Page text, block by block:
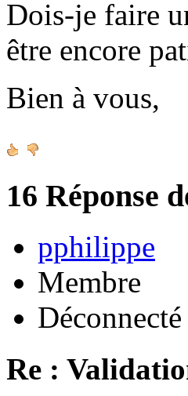
Dois-je faire
être encore
Bien à vous,
16 Réponse
pphilippe
Membre
Déconnecté
Re :